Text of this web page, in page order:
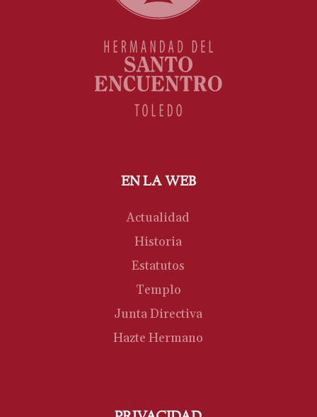
EN LA WEB
Actualidad
Historia
Estatutos
Templo
Junta Directiva
Hazte Hermano